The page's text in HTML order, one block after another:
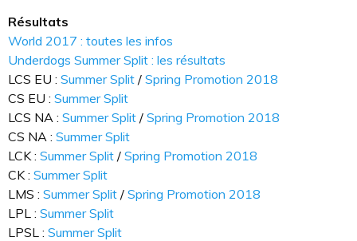
Résultats
World 2017 : toutes les infos
Underdogs Summer Split : les résultats
LCS EU : Summer Split / Spring Promotion 2018
CS EU : Summer Split
LCS NA : Summer Split / Spring Promotion 2018
CS NA : Summer Split
LCK : Summer Split / Spring Promotion 2018
CK : Summer Split
LMS : Summer Split / Spring Promotion 2018
LPL : Summer Split
LPSL : Summer Split